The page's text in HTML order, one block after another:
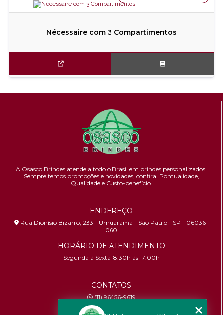
Nécessaire com 3 Compartimentos
A Osasco Brindes atende a todo o Brasil em brindes personalizados.
Sempre temos promoções e novidades, confira! Pontualidade,
Qualidade e Custo-benefício.
ENDEREÇO
Rua Dionísio Bizarro, 233 - Umuarama - São Paulo - SP - 06036-
060
HORÁRIO DE ATENDIMENTO
Segunda à Sexta: 8:30h às 17:00h
CONTATOS
(11) 96456-9619
contato@osascobrindes.com.br